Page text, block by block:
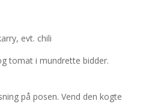
evt. chili
tomat i mundrette bidder.
på posen. Vend den kogte